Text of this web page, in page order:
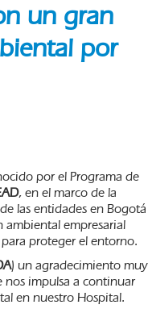
un gran
por
por el Programa de
, en el marco de la
las entidades en Bogotá
empresarial
proteger el entorno.
) un agradecimiento muy
nos impulsa a continuar
en nuestro Hospital.